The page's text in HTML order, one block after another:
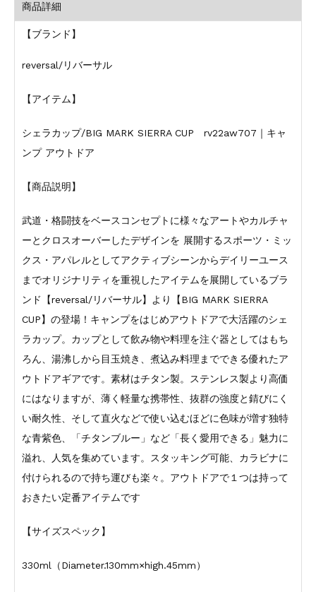
商品詳細
【ブランド】
reversal/リバーサル
【アイテム】
シェラカップ/BIG MARK SIERRA CUP rv22aw707｜キャ
ンプ アウトドア
【商品説明】
武道・格闘技をベースコンセプトに様々なアートやカルチャ
ーとクロスオーバーしたデザインを 展開するスポーツ・ミッ
クス・アパレルとしてアクティブシーンからデイリーユース
までオリジナリティを重視したアイテムを展開しているブラ
ンド【reversal/リバーサル】より【BIG MARK SIERRA
CUP】の登場！キャンプをはじめアウトドアで大活躍のシェ
ラカップ。カップとして飲み物や料理を注ぐ器としてはもち
ろん、湯沸しから目玉焼き、煮込み料理までできる優れたア
ウトドアギアです。素材はチタン製。ステンレス製より高価
にはなりますが、薄く軽量な携帯性、抜群の強度と錆びにく
い耐久性、そして直火などで使い込むほどに色味が増す独特
な青紫色、「チタンブルー」など「長く愛用できる」魅力に
溢れ、人気を集めています。スタッキング可能、カラビナに
付けられるので持ち運びも楽々。アウトドアで１つは持って
おきたい定番アイテムです
【サイズスペック】
330ml（Diameter.130mm×high.45mm）